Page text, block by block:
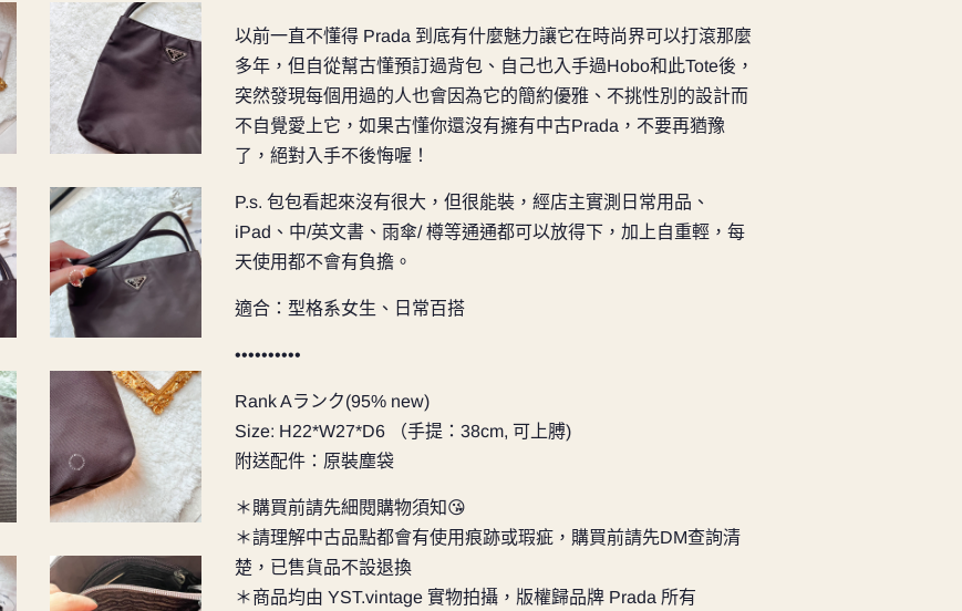
以前一直不懂得 Prada 到底有什麼魅力讓它在時尚界可以打滾那麼
多年，但自從幫古懂預訂過背包、自己也入手過Hobo和此Tote後，
突然發現每個用過的人也會因為它的簡約優雅、不挑性別的設計而
不自覺愛上它，如果古懂你還沒有擁有中古Prada，不要再猶豫
了，絕對入手不後悔喔！
P.s. 包包看起來沒有很大，但很能裝，經店主實測日常用品、
iPad、中/英文書、雨傘/ 樽等通通都可以放得下，加上自重輕，每
天使用都不會有負擔。
適合：型格系女生、日常百搭
••••••••••
Rank Aランク(95% new)
Size: H22*W27*D6 （手提：38cm, 可上膊)
附送配件：原裝塵袋
＊購買前請先細閱購物須知😘
＊請理解中古品點都會有使用痕跡或瑕疵，購買前請先DM查詢清
楚，已售貨品不設退換
＊商品均由 YST.vintage 實物拍攝，版權歸品牌 Prada 所有